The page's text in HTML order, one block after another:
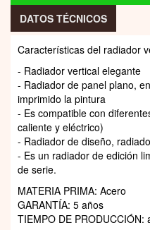
DATOS TÉCNICOS
Características del radiador
- Radiador vertical elegante
- Radiador de panel plano,
imprimido la pintura
- Es compatible con
caliente y eléctrico)
- Radiador de diseño,
- Es un radiador de edición
de serie.
MATERIA PRIMA: Acero
GARANTÍA: 5 años
TIEMPO DE